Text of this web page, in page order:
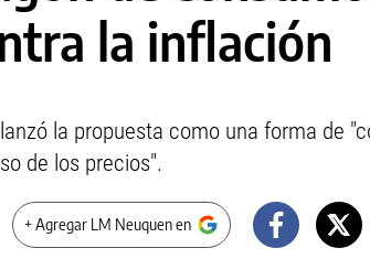
la inflación
la propuesta como una forma de
de los precios".
+ Agregar LM Neuquen en